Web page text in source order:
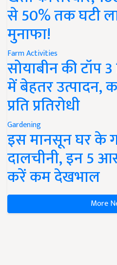
से 50% तक घटी
मुनाफा!
Farm Activities
सोयाबीन की टॉप
में बेहतर उत्पादन,
प्रति प्रतिरोधी
Gardening
इस मानसून घर के
दालचीनी, इन 5
करें कम देखभाल
More